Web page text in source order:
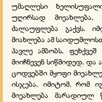
უმაღლესი
უღირსად
ძალაუფლება გაქვს.
მიახლება ამ
პავლე ამბობს,
მიიჩნევენ სიწმიდედ, და
ცოდვებში მყოფი
ისჯება, იმიტომ, რომ
მიეახლება მარადიულ